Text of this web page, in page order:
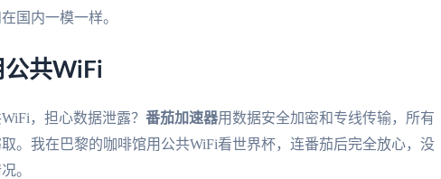
国内一模一样。
公共WiFi
，担心数据泄露？ 番茄加速器用数据安全加密和专线传输，所有
。我在巴黎的咖啡馆用公共WiFi看世界杯，连番茄后完全放心，没
。